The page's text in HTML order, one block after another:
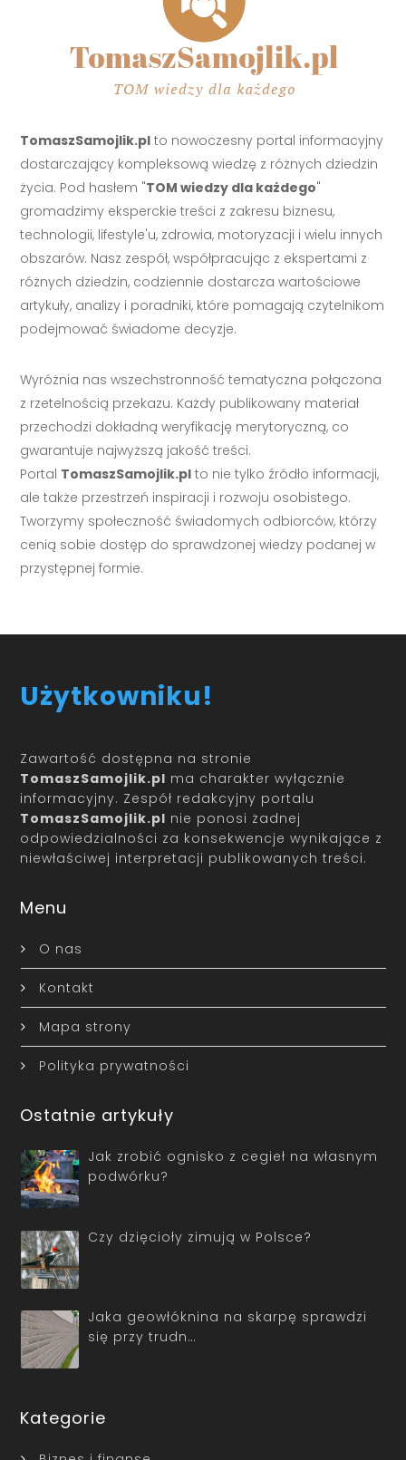
TomaszSamojlik.pl to nowoczesny portal informacyjny
dostarczający kompleksową wiedzę z różnych dziedzin
życia. Pod hasłem "TOM wiedzy dla każdego"
gromadzimy eksperckie treści z zakresu biznesu,
technologii, lifestyle'u, zdrowia, motoryzacji i wielu innych
obszarów. Nasz zespół, współpracując z ekspertami z
różnych dziedzin, codziennie dostarcza wartościowe
artykuły, analizy i poradniki, które pomagają czytelnikom
podejmować świadome decyzje.
Wyróżnia nas wszechstronność tematyczna połączona
z rzetelnością przekazu. Każdy publikowany materiał
przechodzi dokładną weryfikację merytoryczną, co
gwarantuje najwyższą jakość treści.
Portal TomaszSamojlik.pl to nie tylko źródło informacji,
ale także przestrzeń inspiracji i rozwoju osobistego.
Tworzymy społeczność świadomych odbiorców, którzy
cenią sobie dostęp do sprawdzonej wiedzy podanej w
przystępnej formie.
Użytkowniku!
Zawartość dostępna na stronie
TomaszSamojlik.pl ma charakter wyłącznie
informacyjny. Zespół redakcyjny portalu
TomaszSamojlik.pl nie ponosi żadnej
odpowiedzialności za konsekwencje wynikające z
niewłaściwej interpretacji publikowanych treści.
Menu
O nas
Kontakt
Mapa strony
Polityka prywatności
Ostatnie artykuły
Jak zrobić ognisko z cegieł na własnym
podwórku?
Czy dzięcioły zimują w Polsce?
Jaka geowłóknina na skarpę sprawdzi
się przy trudn…
Kategorie